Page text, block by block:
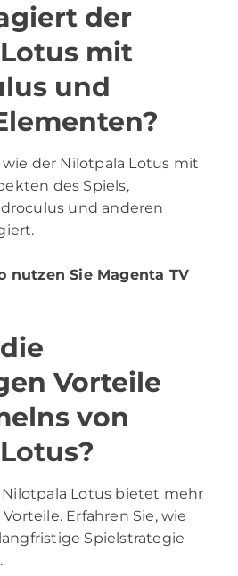
der
mit
und
wie der Nilotpala Lotus mit
des Spiels,
und anderen
nutzen Sie Magenta TV
Vorteile
von
Nilotpala Lotus bietet mehr
Erfahren Sie, wie
Spielstrategie